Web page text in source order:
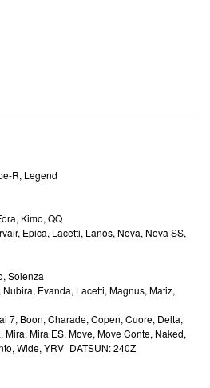
R, Legend
Kimo, QQ
Epica, Lacetti, Lanos, Nova, Nova SS,
Solenza
Evanda, Lacetti, Magnus, Matiz,
7, Boon, Charade, Copen, Cuore, Delta,
Mira, Mira ES, Move, Move Conte, Naked,
Wide, YRV DATSUN: 240Z